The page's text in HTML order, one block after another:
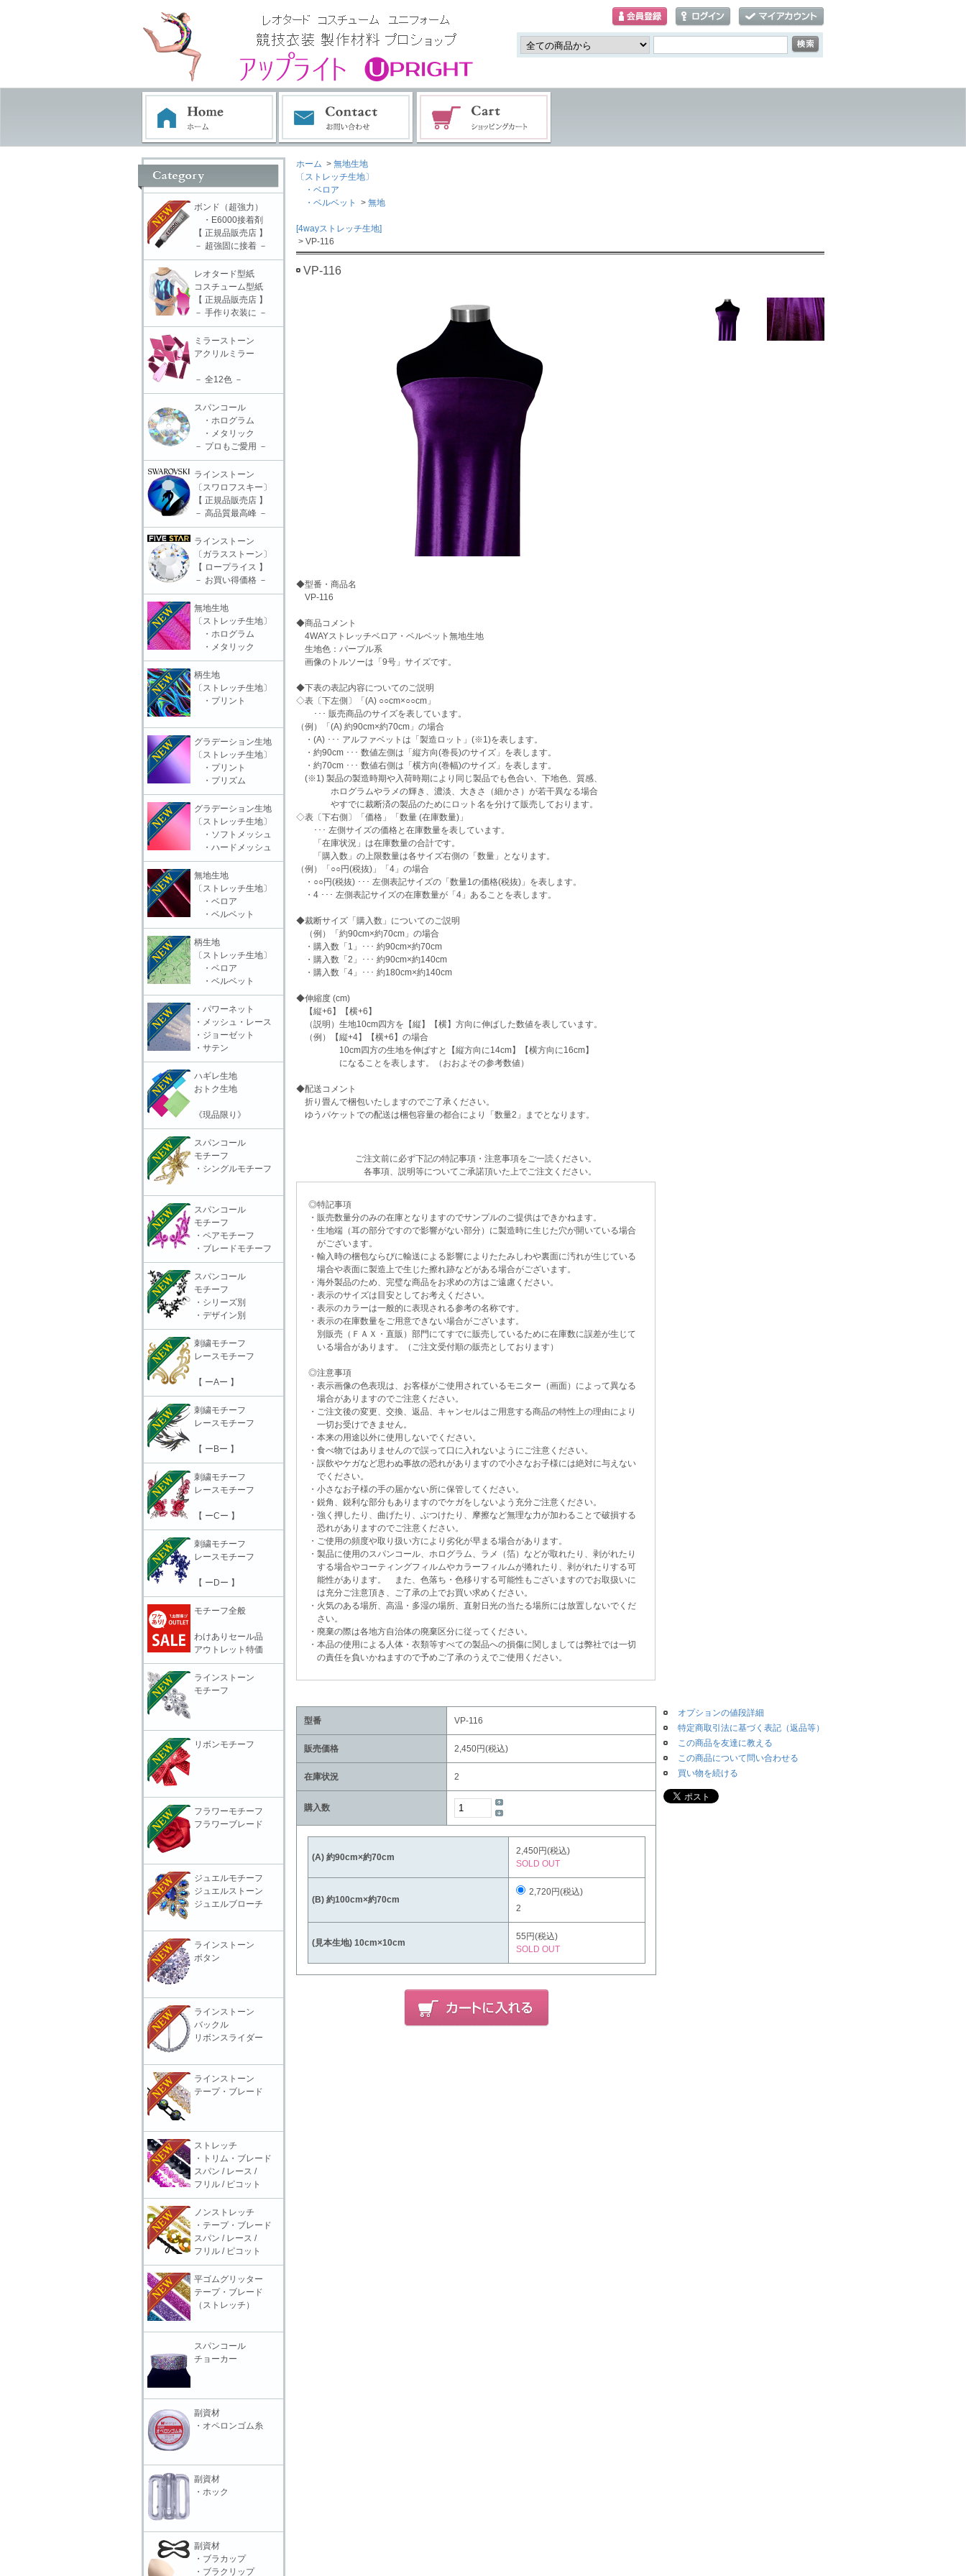
ホーム > 無地生地
〔ストレッチ生地〕
・ベロア
・ベルベット
> 無地
[4wayストレッチ生地]
> VP-116
VP-116
◆型番・商品名
VP-116
◆商品コメント
4WAYストレッチベロア・ベルベット無地生地
生地色：パープル系
画像のトルソーは「9号」サイズです。
◆下表の表記内容についてのご説明
◇表〔下左側〕「(A) ○○cm×○○cm」
･･･ 販売商品のサイズを表しています。
（例）「(A) 約90cm×約70cm」の場合
・(A) ･･･ アルファベットは「製造ロット」(※1)を表します。
・約90cm ･･･ 数値左側は「縦方向(巻長)のサイズ」を表します。
・約70cm ･･･ 数値右側は「横方向(巻幅)のサイズ」を表します。
(※1) 製品の製造時期や入荷時期により同じ製品でも色合い、下地色、質感、
ホログラムやラメの輝き、濃淡、大きさ（細かさ）が若干異なる場合
やすでに裁断済の製品のためにロット名を分けて販売しております。
◇表〔下右側〕「価格」「数量 (在庫数量)」
･･･ 左側サイズの価格と在庫数量を表しています。
「在庫状況」は在庫数量の合計です。
「購入数」の上限数量は各サイズ右側の「数量」となります。
（例）「○○円(税抜)」「4」の場合
・○○円(税抜) ･･･ 左側表記サイズの「数量1の価格(税抜)」を表します。
・4 ･･･ 左側表記サイズの在庫数量が「4」あることを表します。
◆裁断サイズ「購入数」についてのご説明
（例）「約90cm×約70cm」の場合
・購入数「1」･･･ 約90cm×約70cm
・購入数「2」･･･ 約90cm×約140cm
・購入数「4」･･･ 約180cm×約140cm
◆伸縮度 (cm)
【縦+6】【横+6】
（説明）生地10cm四方を【縦】【横】方向に伸ばした数値を表しています。
（例）【縦+4】【横+6】の場合
10cm四方の生地を伸ばすと【縦方向に14cm】【横方向に16cm】
になることを表します。（おおよその参考数値）
◆配送コメント
折り畳んで梱包いたしますのでご了承ください。
ゆうパケットでの配送は梱包容量の都合により「数量2」までとなります。
ご注文前に必ず下記の特記事項・注意事項をご一読ください。
各事項、説明等についてご承諾頂いた上でご注文ください。
◎特記事項
・販売数量分のみの在庫となりますのでサンプルのご提供はできかねます。
・生地端（耳の部分ですので影響がない部分）に製造時に生じた穴が開いている場合
がございます。
・輸入時の梱包ならびに輸送による影響によりたたみしわや裏面に汚れが生じている
場合や表面に製造上で生じた擦れ跡などがある場合がございます。
・海外製品のため、完璧な商品をお求めの方はご遠慮ください。
・表示のサイズは目安としてお考えください。
・表示のカラーは一般的に表現される参考の名称です。
・表示の在庫数量をご用意できない場合がございます。
別販売（ＦＡＸ・直販）部門にてすでに販売しているために在庫数に誤差が生じて
いる場合があります。（ご注文受付順の販売としております）
◎注意事項
・表示画像の色表現は、お客様がご使用されているモニター（画面）によって異なる
場合がありますのでご注意ください。
・ご注文後の変更、交換、返品、キャンセルはご用意する商品の特性上の理由により
一切お受けできません。
・本来の用途以外に使用しないでください。
・食べ物ではありませんので誤って口に入れないようにご注意ください。
・誤飲やケガなど思わぬ事故の恐れがありますので小さなお子様には絶対に与えない
でください。
・小さなお子様の手の届かない所に保管してください。
・鋭角、鋭利な部分もありますのでケガをしないよう充分ご注意ください。
・強く押したり、曲げたり、ぶつけたり、摩擦など無理な力が加わることで破損する
恐れがありますのでご注意ください。
・ご使用の頻度や取り扱い方により劣化が早まる場合があります。
・製品に使用のスパンコール、ホログラム、ラメ（箔）などが取れたり、剥がれたり
する場合やコーティングフィルムやカラーフィルムが捲れたり、剥がれたりする可
能性があります。 また、色落ち・色移りする可能性もございますのでお取扱いに
は充分ご注意頂き、ご了承の上でお買い求めください。
・火気のある場所、高温・多湿の場所、直射日光の当たる場所には放置しないでくだ
さい。
・廃棄の際は各地方自治体の廃棄区分に従ってください。
・本品の使用による人体・衣類等すべての製品への損傷に関しましては弊社では一切
の責任を負いかねますので予めご了承のうえでご使用ください。
型番 VP-116
販売価格 2,450円(税込)
在庫状況 2
購入数
(A) 約90cm×約70cm
2,450円(税込)
SOLD OUT
(B) 約100cm×約70cm
2,720円(税込)
2
(見本生地) 10cm×10cm
55円(税込)
SOLD OUT
オプションの値段詳細
特定商取引法に基づく表記（返品等）
この商品を友達に教える
この商品について問い合わせる
買い物を続ける
ボンド（超強力）
・E6000接着剤
【 正規品販売店 】
－ 超強固に接着 －
レオタード型紙
コスチューム型紙
【 正規品販売店 】
－ 手作り衣装に －
ミラーストーン
アクリルミラー
－ 全12色 －
スパンコール
・ホログラム
・メタリック
－ プロもご愛用 －
ラインストーン
〔スワロフスキー〕
【 正規品販売店 】
－ 高品質最高峰 －
ラインストーン
〔ガラスストーン〕
【 ロープライス 】
－ お買い得価格 －
無地生地
〔ストレッチ生地〕
・ホログラム
・メタリック
柄生地
〔ストレッチ生地〕
・プリント
グラデーション生地
〔ストレッチ生地〕
・プリント
・プリズム
グラデーション生地
〔ストレッチ生地〕
・ソフトメッシュ
・ハードメッシュ
無地生地
〔ストレッチ生地〕
・ベロア
・ベルベット
柄生地
〔ストレッチ生地〕
・ベロア
・ベルベット
・パワーネット
・メッシュ・レース
・ジョーゼット
・サテン
ハギレ生地
おトク生地
《現品限り》
スパンコール
モチーフ
・シングルモチーフ
スパンコール
モチーフ
・ペアモチーフ
・ブレードモチーフ
スパンコール
モチーフ
・シリーズ別
・デザイン別
刺繍モチーフ
レースモチーフ
【 ーAー 】
刺繍モチーフ
レースモチーフ
【 ーBー 】
刺繍モチーフ
レースモチーフ
【 ーCー 】
刺繍モチーフ
レースモチーフ
【 ーDー 】
モチーフ全般
わけありセール品
アウトレット特価
ラインストーン
モチーフ
リボンモチーフ
フラワーモチーフ
フラワーブレード
ジュエルモチーフ
ジュエルストーン
ジュエルブローチ
ラインストーン
ボタン
ラインストーン
バックル
リボンスライダー
ラインストーン
テープ・ブレード
ストレッチ
・トリム・ブレード
スパン / レース /
フリル / ピコット
ノンストレッチ
・テープ・ブレード
スパン / レース /
フリル / ピコット
平ゴムグリッター
テープ・ブレード
（ストレッチ）
スパンコール
チョーカー
副資材
・オペロンゴム糸
副資材
・ホック
副資材
・ブラカップ
・ブラクリップ